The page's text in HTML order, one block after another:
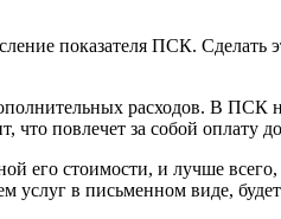
показателя ПСК.
расходов. В
что повлечет за собой оплату
его стоимости, и лучше
в письменном виде, будет